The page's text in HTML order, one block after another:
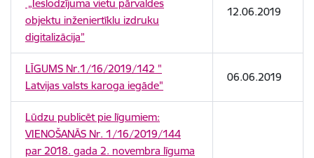
„Ieslodzījuma vietu pārvaldes
objektu inženiertīklu izdruku
digitalizācija”
12.06.2019
LĪGUMS Nr.1/16/2019/142 "
Latvijas valsts karoga iegāde"
06.06.2019
Lūdzu publicēt pie līgumiem:
VIENOŠANĀS Nr. 1/16/2019/144
par 2018. gada 2. novembra līguma